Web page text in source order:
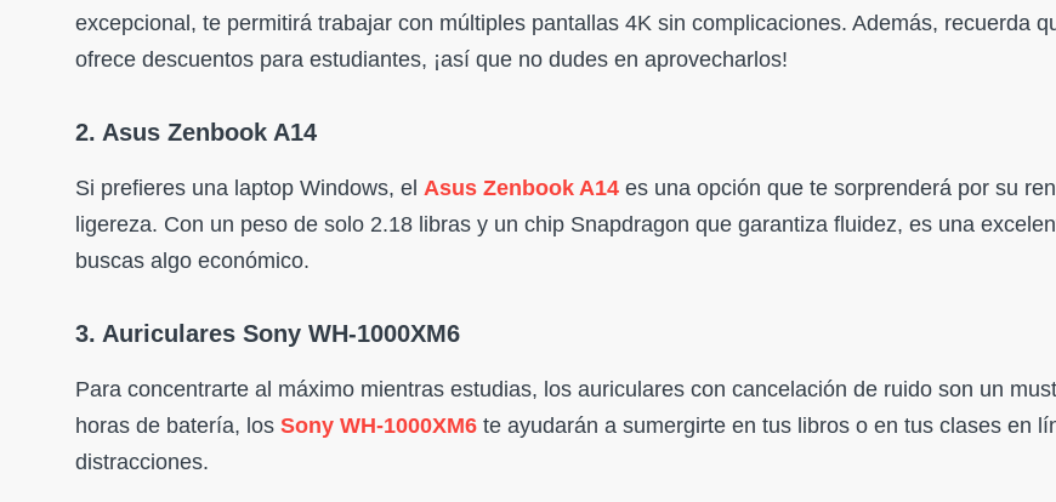
excepcional, te permitirá trabajar con múltiples pantallas 4K sin complicaciones. Además, recuerda
ofrece descuentos para estudiantes, ¡así que no dudes en aprovecharlos!
2. Asus Zenbook A14
Si prefieres una laptop Windows, el Asus Zenbook A14 es una opción que te sorprenderá por su
ligereza. Con un peso de solo 2.18 libras y un chip Snapdragon que garantiza fluidez, es una
buscas algo económico.
3. Auriculares Sony WH-1000XM6
Para concentrarte al máximo mientras estudias, los auriculares con cancelación de ruido son un
horas de batería, los Sony WH-1000XM6 te ayudarán a sumergirte en tus libros o en tus clases en
distracciones.